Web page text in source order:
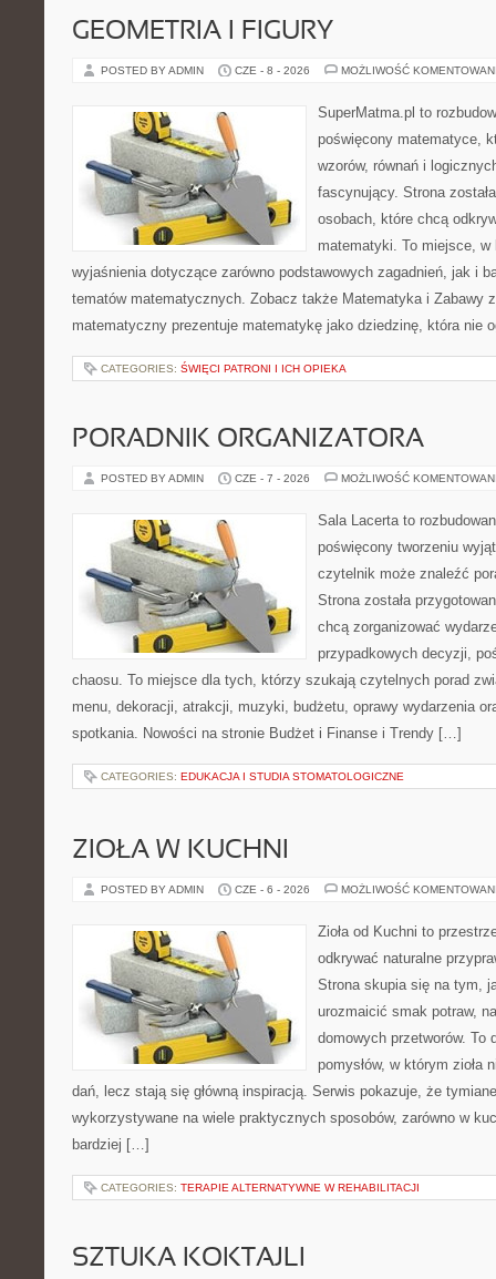
GEOMETRIA I FIGURY
POSTED BY ADMIN CZE - 8 - 2026 MOŻLIWOŚĆ
SuperMatma.pl to
poświęcony matematyce,
wzorów, równań i
fascynujący. Strona
osobach, które chcą
matematyki. To miejsce,
wyjaśnienia dotyczące zarówno podstawowych zagadnień, jak i
tematów matematycznych. Zobacz także Matematyka i Zabawy
matematyczny prezentuje matematykę jako dziedzinę, która nie
CATEGORIES: ŚWIĘCI PATRONI I ICH OPIEKA
PORADNIK ORGANIZATORA
POSTED BY ADMIN CZE - 7 - 2026 MOŻLIWOŚĆ
Sala Lacerta to
poświęcony tworzeniu
czytelnik może znaleźć
Strona została
chcą zorganizować
przypadkowych decyzji,
chaosu. To miejsce dla tych, którzy szukają czytelnych porad
menu, dekoracji, atrakcji, muzyki, budżetu, oprawy wydarzenia
spotkania. Nowości na stronie Budżet i Finanse i Trendy […]
CATEGORIES: EDUKACJA I STUDIA STOMATOLOGICZNE
ZIOŁA W KUCHNI
POSTED BY ADMIN CZE - 6 - 2026 MOŻLIWOŚĆ
Zioła od Kuchni to
odkrywać naturalne
Strona skupia się na tym,
urozmaicić smak potraw,
domowych przetworów. To
pomysłów, w którym zioła
dań, lecz stają się główną inspiracją. Serwis pokazuje, że
wykorzystywane na wiele praktycznych sposobów, zarówno w
bardziej […]
CATEGORIES: TERAPIE ALTERNATYWNE W REHABILITACJI
SZTUKA KOKTAJLI